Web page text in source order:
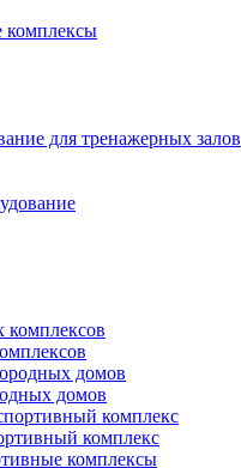
комплексы
для тренажерных залов
домов
комплекс